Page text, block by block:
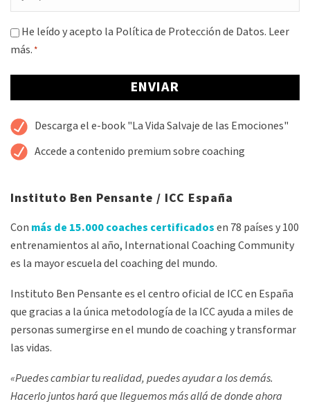
Consentimiento
*
He leído y acepto la Política de Protección de Datos. Leer
más.*
Alternative:
Descarga el e-book "La Vida Salvaje de las Emociones"
Accede a contenido premium sobre coaching
Instituto Ben Pensante / ICC España
Con más de 15.000 coaches certificadosen 78 países y 100
entrenamientos al año, International Coaching Community
es la mayor escuela del coaching del mundo.
Instituto Ben Pensante es el centro oficial de ICC en España
que gracias a la única metodología de la ICC ayuda a miles de
personas sumergirse en el mundo de coaching y transformar
las vidas.
«Puedes cambiar tu realidad, puedes ayudar a los demás.
Hacerlo juntos hará que lleguemos más allá de donde ahora